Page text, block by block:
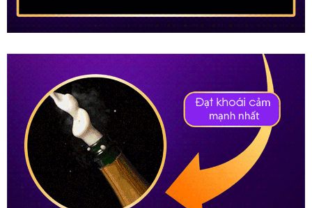
Cốc
Thủ
Dâm
Nữ
Rung
Tự
Động
Co
Bóp
Cực